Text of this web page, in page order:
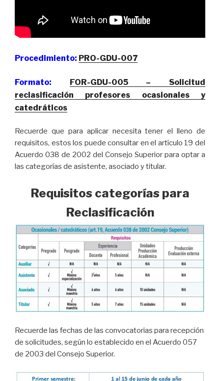
Procedimiento: PRO-GDU-007
Formato: FOR-GDU-005 – Solicitud
reclasificación profesores ocasionales y
catedráticos
Recuerde que para aplicar necesita tener el lleno de
requisitos, estos los puede consultar en el artículo 19 del
Acuerdo 038 de 2002 del Consejo Superior para optar a
las categorías de asistente, asociado y titular.
Requisitos categorías para
Reclasificación
Recuerde las fechas de las convocatorias para recepción
de solicitudes, según lo establecido en el Acuerdo 057
de 2003 del Consejo Superior.